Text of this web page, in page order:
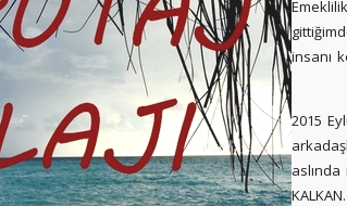
insanı
2015
KALKAN.